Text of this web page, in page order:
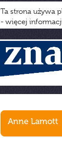
Ta strona używa
- więcej
Anne Lamott